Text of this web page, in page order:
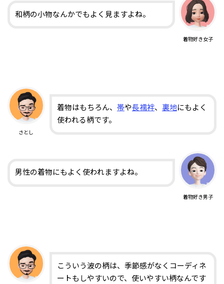
着物好き女子
和柄の小物なんかでもよく見ますよね。
さとし
着物はもちろん、 帯や長襦袢、 裏地にもよく
使われる柄です。
着物好き男子
男性の着物にもよく使われますよね。
こういう波の柄は、季節感がなくコーディネ
ートもしやすいので、使いやすい柄なんです